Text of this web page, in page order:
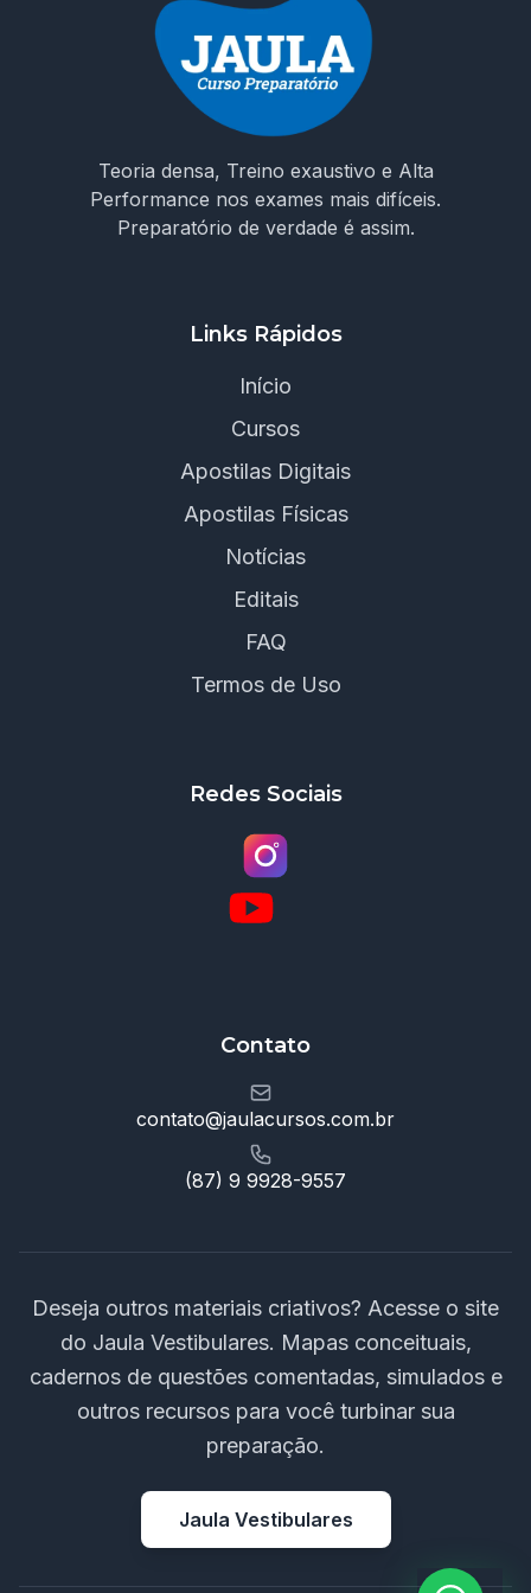
Teoria densa, Treino exaustivo e Alta
Performance nos exames mais difíceis.
Preparatório de verdade é assim.
Links Rápidos
Início
Cursos
Apostilas Digitais
Apostilas Físicas
Notícias
Editais
FAQ
Termos de Uso
Redes Sociais
Contato
contato@jaulacursos.com.br
(87) 9 9928-9557
Deseja outros materiais criativos? Acesse o site
do Jaula Vestibulares. Mapas conceituais,
cadernos de questões comentadas, simulados e
outros recursos para você turbinar sua
preparação.
Jaula Vestibulares